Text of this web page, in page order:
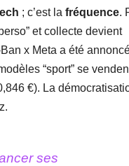
; c’est la fréquence.
et collecte devient
x Meta a été
“sport” se
€). La
ses